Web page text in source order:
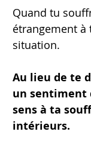
Quand tu
étrangement à
situation.
Au lieu de te
un sentiment
sens à ta
intérieurs.